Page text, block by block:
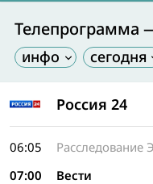
Телепрограмма
Россия 24
06:05
Расследование
07:00
Вести